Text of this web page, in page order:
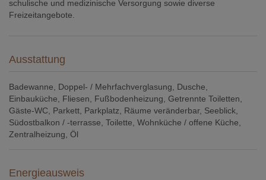
schulische und medizinische Versorgung sowie diverse
Freizeitangebote.
Ausstattung
Badewanne Doppel- / Mehrfachverglasung
Dusche
Einbauküche
Fliesen Fußbodenheizung
Getrennte Toiletten
Gäste-WC Parkett Parkplatz Räume veränderbar Seeblick
Südostbalkon / -terrasse Toilette Wohnküche / offene Küche
Zentralheizung Öl
Energieausweis